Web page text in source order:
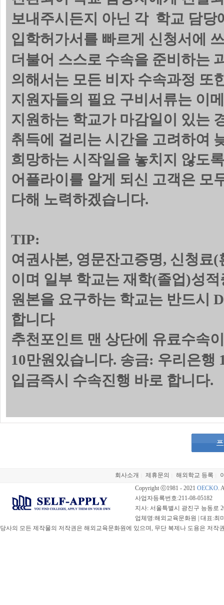
보내주시든지 아닌 각 학교 담당
입학허가서를 빠르게 신청서에
더불어 스스로 수속을 준비하는
의해서는 모든 비자 수속과정 또
지원자들의 필요 구비서류는 이
지원하는 학교가 마감일이 있는
취득에 걸리는 시간을 고려하여
희망하는 시작일을 놓치지 않도
어플라이를 알게 되신 고객은 모
다해 노력하겠습니다.
TIP:
여권사본, 영문잔고증명, 신청료(
이며 일부 학교는 재학(졸업)성
원본을 요구하는 학교는 반드시
합니다
추천포인트 맨 상단에 유료수속
10만원있습니다. 송금: 우리은행
입금즉시 수속진행 바로 합니다.
회사소개 제휴문의 해외학교 등록
Copyright ⓒ1981 - 2021 OECKO.
사업자등록번호:211-08-05182
지사: 서울특별시 광진구 능동로
업체명:해외교육문화원 | 대표:최
당사의 모든 제작물의 저작권은 해외교육문화원에 있으며, 무단 복제나 도용은 저